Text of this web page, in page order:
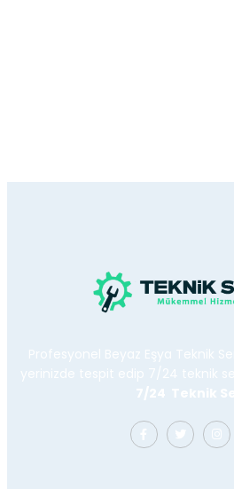
Profesyonel Beyaz Eşya Teknik
yerinizde tespit edip 7/24 teknik
7/24 Teknik